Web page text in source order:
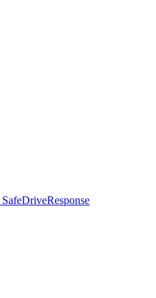
SafeDriveResponse